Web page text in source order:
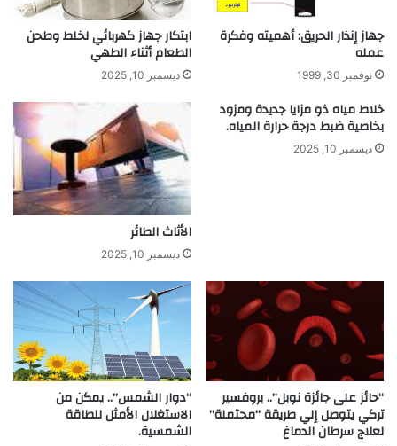
جهاز إنذار الحريق: أهميته وفكرة
عمله
نوفمبر 30, 1999
ابتكار جهاز كهربائي لخلط وطحن
الطعام أثناء الطهي
ديسمبر 10, 2025
خلاط مياه ذو مزايا جديدة ومزود
بخاصية ضبط درجة حرارة المياه.
ديسمبر 10, 2025
الأثاث الطائر
ديسمبر 10, 2025
“حائز على جائزة نوبل”.. بروفسير
تركي يتوصل إلي طريقة “محتملة”
لعلاج سرطان الدماغ
“دوار الشمس”.. يمكن من
الاستغلال الأمثل للطاقة
الشمسية.